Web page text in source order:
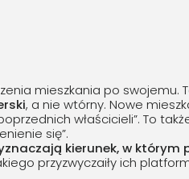
mieszkania po swojemu.
, a nie wtórny. Nowe
właścicieli”. To
się”.
kierunek, w którym
przyzwyczaiły ich